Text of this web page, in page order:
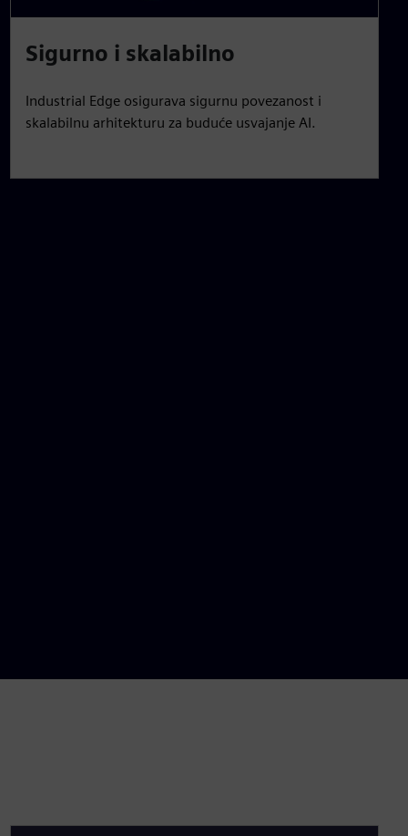
Sigurno i skalabilno
Industrial Edge osigurava sigurnu povezanost i
skalabilnu arhitekturu za buduće usvajanje AI.